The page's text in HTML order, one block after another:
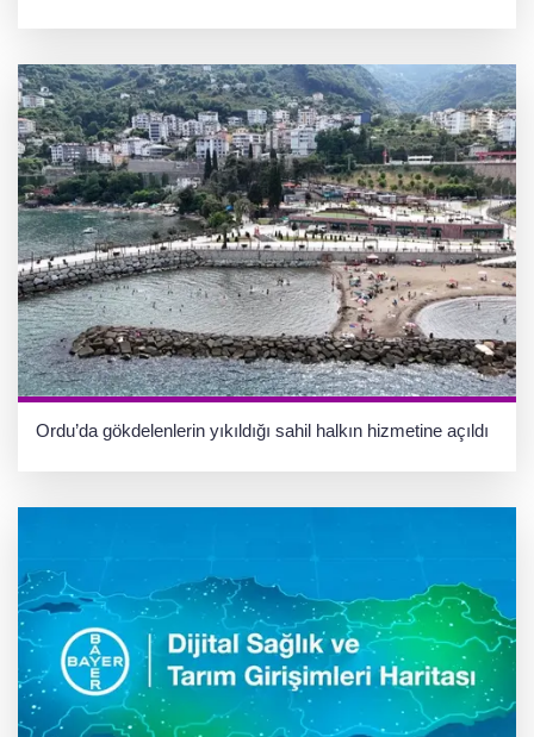
Ordu’da gökdelenlerin yıkıldığı sahil halkın hizmetine açıldı